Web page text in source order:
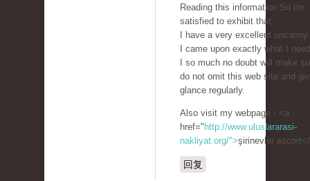
Reading this information So i'm
satisfied to exhibit that
I have a very excellent
I came upon exactly what I
I so much no doubt will make
do not omit this web site and
glance regularly.
Also visit my webpage - <a
href=" http://www.uluslararasi-
nakliyat.org/">şirinevler
回复